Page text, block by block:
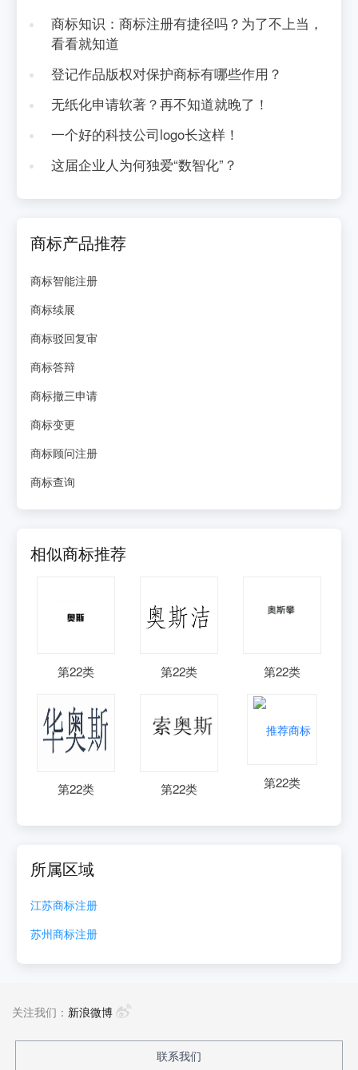
商标知识：商标注册有捷径吗？为了不上当，
看看就知道
登记作品版权对保护商标有哪些作用？
无纸化申请软著？再不知道就晚了！
一个好的科技公司logo长这样！
这届企业人为何独爱“数智化”？
商标产品推荐
商标智能注册
商标续展
商标驳回复审
商标答辩
商标撤三申请
商标变更
商标顾问注册
商标查询
相似商标推荐
第22类 第22类 第22类
第22类 第22类 第22类
所属区域
江苏商标注册
苏州商标注册